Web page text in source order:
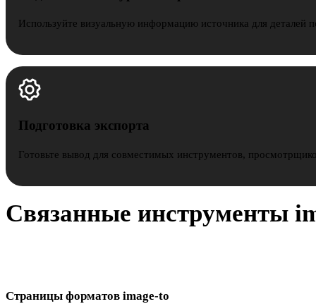
Используйте визуальную информацию источника для деталей
Подготовка экспорта
Готовьте вывод для совместимых инструментов,
Связанные инструменты
Страницы форматов image-to